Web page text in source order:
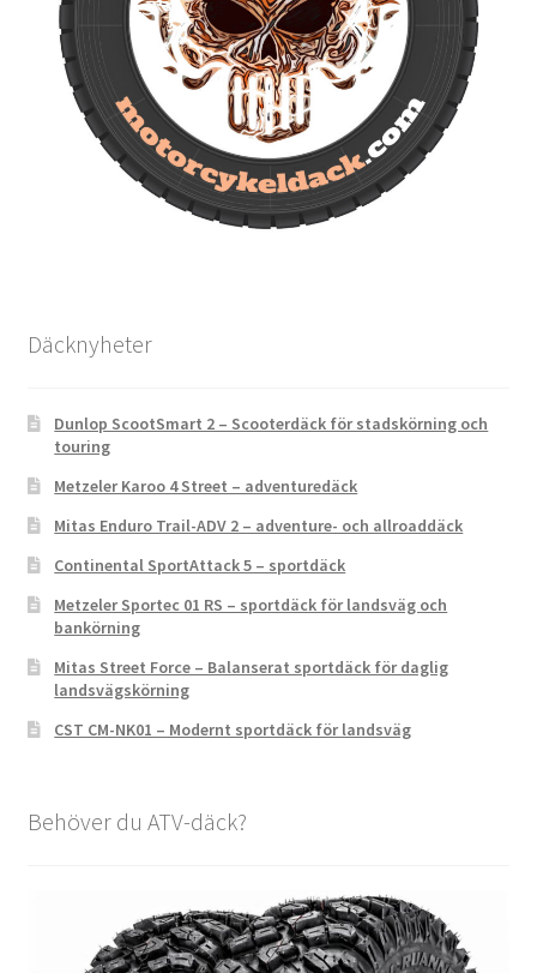
Däcknyheter
Dunlop ScootSmart 2 – Scooterdäck för stadskörning och
touring
Metzeler Karoo 4 Street – adventuredäck
Mitas Enduro Trail-ADV 2 – adventure- och allroaddäck
Continental SportAttack 5 – sportdäck
Metzeler Sportec 01 RS – sportdäck för landsväg och
bankörning
Mitas Street Force – Balanserat sportdäck för daglig
landsvägskörning
CST CM-NK01 – Modernt sportdäck för landsväg
Behöver du ATV-däck?